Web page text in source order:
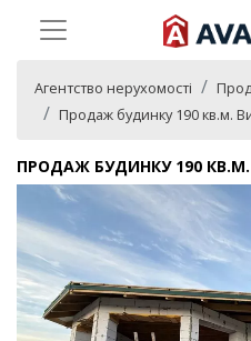
Агентство нерухомості
Продаж будинку 190 кв.м.
ПРОДАЖ БУДИНКУ 190